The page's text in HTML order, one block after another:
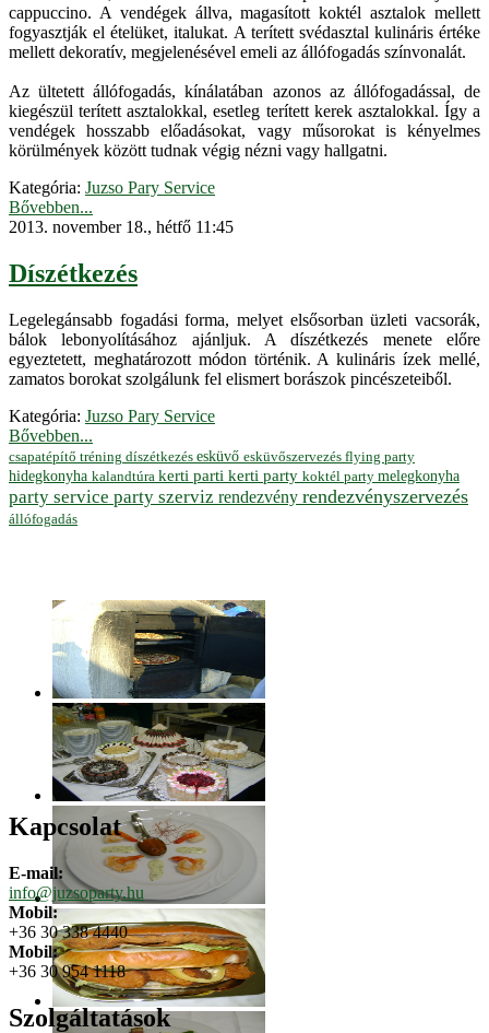
cappuccino. A vendégek állva, magasított koktél asztalok mellett
fogyasztják el ételüket, italukat. A terített svédasztal kulináris értéke
mellett dekoratív, megjelenésével emeli az állófogadás színvonalát.
Az ültetett állófogadás, kínálatában azonos az állófogadással, de
kiegészül terített asztalokkal, esetleg terített kerek asztalokkal. Így a
vendégek hosszabb előadásokat, vagy műsorokat is kényelmes
körülmények között tudnak végig nézni vagy hallgatni.
Kategória: Juzso Pary Service
Bővebben...
2013. november 18., hétfő 11:45
Díszétkezés
Legelegánsabb fogadási forma, melyet elsősorban üzleti vacsorák,
bálok lebonyolításához ajánljuk. A díszétkezés menete előre
egyeztetett, meghatározott módon történik. A kulináris ízek mellé,
zamatos borokat szolgálunk fel elismert borászok pincészeteiből.
Kategória: Juzso Pary Service
Bővebben...
csapatépítő tréning díszétkezés esküvő esküvőszervezés flying party
hidegkonyha kalandtúra kerti parti kerti party koktél party melegkonyha
party service party szerviz rendezvény rendezvényszervezés
állófogadás
Kapcsolat
E-mail:
info@juzsoparty.hu
Mobil:
+36 30 338 4440
Mobil:
+36 30 954 1118
Szolgáltatások